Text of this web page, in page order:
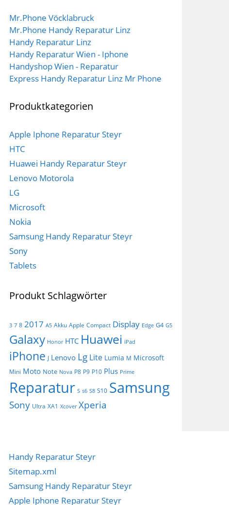
Mr.Phone Vöcklabruck
Mr.Phone Handy Reparatur Linz
Handy Reparatur Linz
Handy Reparatur Wien - Iphone
Handyshop Wien - Reparatur
Express Handy Reparatur Linz Mr Phone
Produktkategorien
Apple Iphone Reparatur Steyr
HTC
Huawei Handy Reparatur Steyr
Lenovo Motorola
LG
Microsoft
Nokia
Samsung Handy Reparatur Steyr
Sony
Tablets
Produkt Schlagwörter
3 7 8 2017 A5 Akku Apple Compact Display Edge G4 G5
Galaxy Honor HTC Huawei iPad
iPhone J Lenovo Lg Lite Lumia M Microsoft
Mini Moto Note Nova P8 P9 P10 Plus Prime
Reparatur S s6 S8 S10 Samsung
Sony Ultra XA1 Xcover Xperia
Handy Reparatur Steyr
Sitemap.xml
Samsung Handy Reparatur Steyr
Apple Iphone Reparatur Steyr